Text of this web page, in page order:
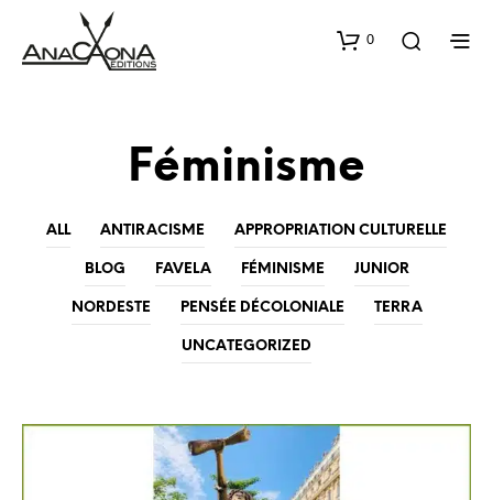
0
Féminisme
ALL ANTIRACISME APPROPRIATION CULTURELLE
BLOG FAVELA FÉMINISME JUNIOR
NORDESTE PENSÉE DÉCOLONIALE TERRA
UNCATEGORIZED